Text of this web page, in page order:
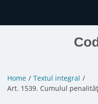
Home
Textul integral
Art. 1539. Cumulul